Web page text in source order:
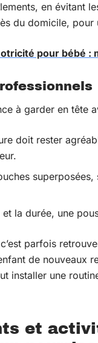
en évitant
du domicile,
pour bébé :
à garder en tête
doit rester
la durée, une
parfois
de nouveaux
installer une
et